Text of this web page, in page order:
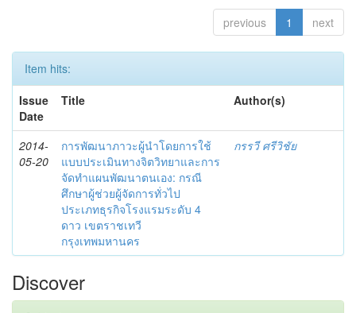
previous 1 next
Item hits:
Issue
Date
Title Author(s)
2014-
05-20
การพัฒนาภาวะผู้นำโดยการใช้
แบบประเมินทางจิตวิทยาและการ
จัดทำแผนพัฒนาตนเอง: กรณี
ศึกษาผู้ช่วยผู้จัดการทั่วไป
ประเภทธุรกิจโรงแรมระดับ 4
ดาว เขตราชเทวี
กรุงเทพมหานคร
กรรวี ศรีวิชัย
Discover